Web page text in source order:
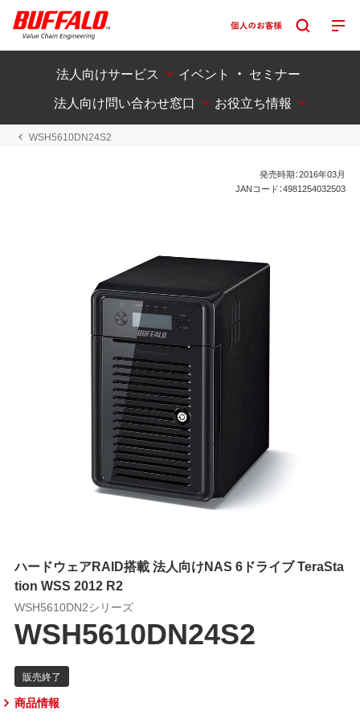
法人向けサービス
イベント ・ セミナー
法人向け問い合わせ窓口
お役立ち情報
WSH5610DN24S2
発売時期：2016年03月
JANコード：4981254032503
ハードウェアRAID搭載 法人向けNAS 6ドライブ TeraSta
tion WSS 2012 R2
WSH5610DN2シリーズ
WSH5610DN24S2
商品情報